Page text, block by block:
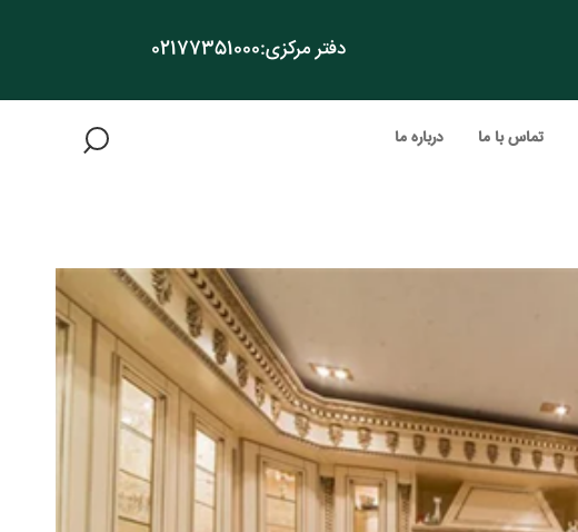
دفتر مرکزی:02177351000
تماس با ما درباره ما